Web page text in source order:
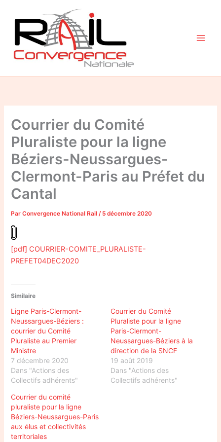
contenu
Courrier du Comité
Pluraliste pour la ligne
Béziers-Neussargues-
Clermont-Paris au Préfet du
Cantal
ParConvergence National Rail/ 5 décembre 2020
[pdf] COURRIER-COMITE_PLURALISTE-
PREFET04DEC2020
Similaire
Ligne Paris-Clermont-
Neussargues-Béziers :
courrier du Comité
Pluraliste au Premier
Ministre
7 décembre 2020
Dans "Actions des
Collectifs adhérents"
Courrier du Comité
Pluraliste pour la ligne
Paris-Clermont-
Neussargues-Béziers à la
direction de la SNCF
19 août 2019
Dans "Actions des
Collectifs adhérents"
Courrier du comité
pluraliste pour la ligne
Béziers-Neussargues-Paris
aux élus et collectivités
territoriales